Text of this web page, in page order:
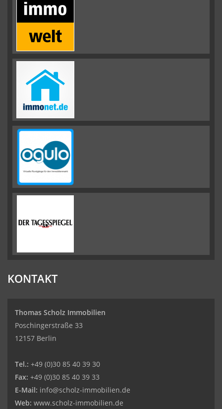
KONTAKT
Thomas Scholz Immobilien
Poschingerstraße 33
12157 Berlin
Tel.: +49 (0)30 85 40 39 30
Fax: +49 (0)30 85 40 39 33
E-Mail: info@scholz-immobilien.de
Web: www.scholz-immobilien.de